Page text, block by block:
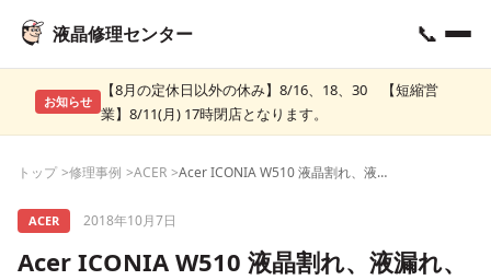
液晶修理センター 📞
お知らせ
【8月の定休日以外の休み】8/16、18、30 【短縮営
業】8/11(月) 17時閉店となります。
トップ 修理事例 ACER Acer ICONIA W510 液晶割れ、液漏れ、画面交換の修理
ACER 2018年10月7日
Acer ICONIA W510 液晶割れ、液漏れ、